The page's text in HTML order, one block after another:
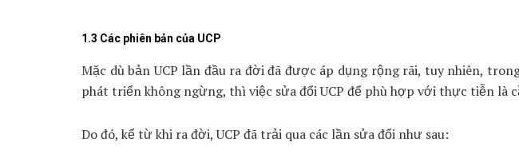
1.3 Các phiên bản của UCP
Mặc dù bản UCP lần đầu ra đời đã được áp dụng rộng rãi, tuy nhiên,
phát triển không ngừng, thì việc sửa đổi UCP để phù hợp với thực tiễn là
Do đó, kể từ khi ra đời, UCP đã trải qua các lần sửa đổi như sau: